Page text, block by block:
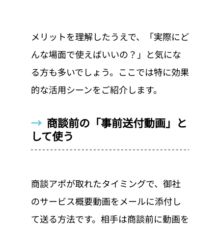
メリットを理解したうえで、「実際にど
んな場面で使えばいいの？」と気にな
る方も多いでしょう。ここでは特に効果
的な活用シーンをご紹介します。
→ 商談前の「事前送付動画」と
して使う
商談アポが取れたタイミングで、御社
のサービス概要動画をメールに添付し
て送る方法です。相手は商談前に動画を